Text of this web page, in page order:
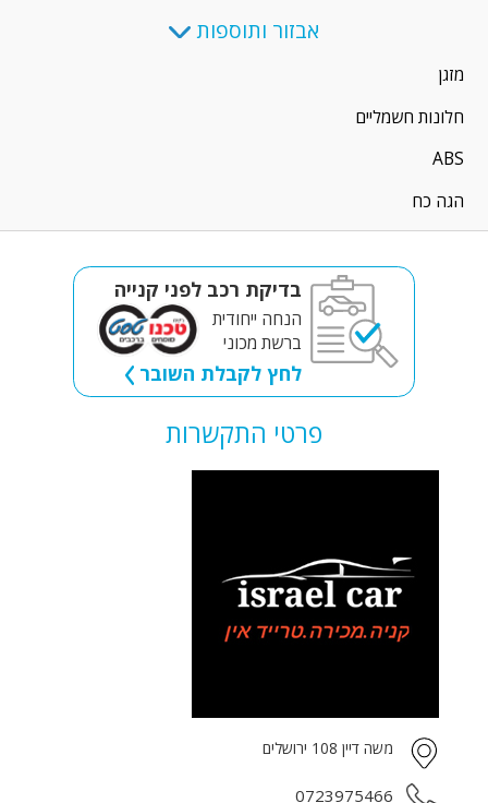
אבזור ותוספות
מזגן
חלונות חשמליים
ABS
הגה כח
בדיקת רכב לפני קנייה
הנחה ייחודית
ברשת מכוני
לחץ לקבלת השובר
פרטי התקשרות
משה דיין 108 ירושלים
0723975466